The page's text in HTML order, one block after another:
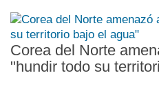
Corea del Norte
"hundir todo su